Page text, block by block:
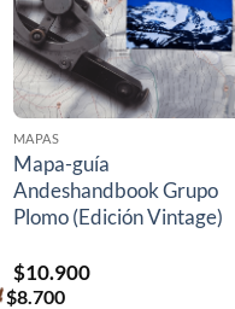
MAPAS
Mapa-guía
Andeshandbook Grupo
Plomo (Edición Vintage)
$10.900
$8.700